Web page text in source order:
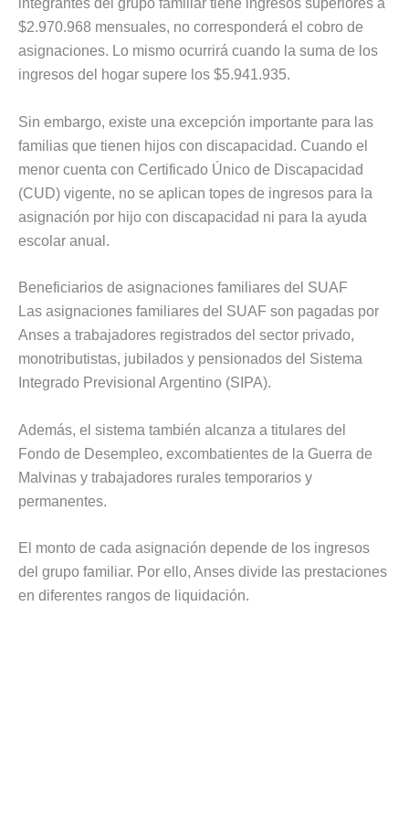
integrantes del grupo familiar tiene ingresos superiores a
$2.970.968 mensuales, no corresponderá el cobro de
asignaciones. Lo mismo ocurrirá cuando la suma de los
ingresos del hogar supere los $5.941.935.
Sin embargo, existe una excepción importante para las
familias que tienen hijos con discapacidad. Cuando el
menor cuenta con Certificado Único de Discapacidad
(CUD) vigente, no se aplican topes de ingresos para la
asignación por hijo con discapacidad ni para la ayuda
escolar anual.
Beneficiarios de asignaciones familiares del SUAF
Las asignaciones familiares del SUAF son pagadas por
Anses a trabajadores registrados del sector privado,
monotributistas, jubilados y pensionados del Sistema
Integrado Previsional Argentino (SIPA).
Además, el sistema también alcanza a titulares del
Fondo de Desempleo, excombatientes de la Guerra de
Malvinas y trabajadores rurales temporarios y
permanentes.
El monto de cada asignación depende de los ingresos
del grupo familiar. Por ello, Anses divide las prestaciones
en diferentes rangos de liquidación.